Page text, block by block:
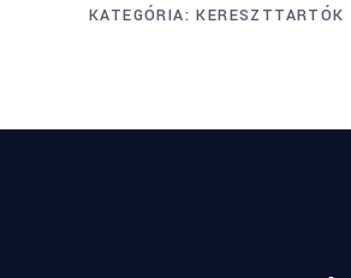
KATEGÓRIA:KERESZTTARTÓK